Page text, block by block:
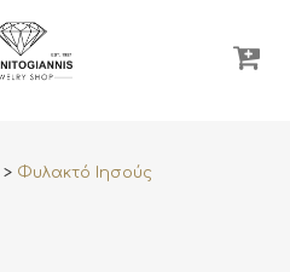
> Φυλακτό Ιησούς